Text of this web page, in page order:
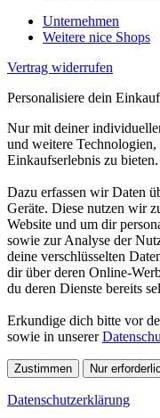
Unternehmen
Weitere nice Shops
Vertrag widerrufen
Personalisiere dein
Nur mit deiner
und weitere
Einkaufserlebnis zu bieten.
Dazu erfassen wir Daten
Geräte. Diese nutzen wir
Website und um dir
sowie zur Analyse der
deine verschlüsselten
dir über deren Online-
du deren Dienste bereits
Erkundige dich bitte vor
sowie in unserer
Zustimmen Nur
Datenschutzerklärung